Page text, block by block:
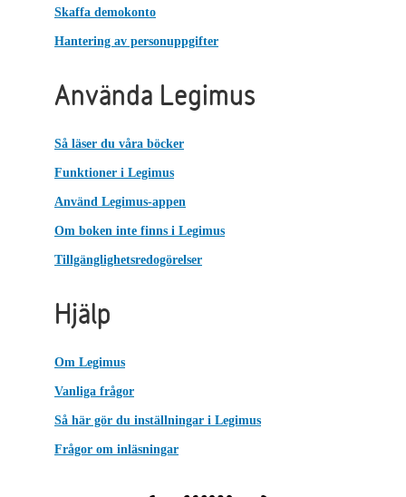
Skaffa demokonto
Hantering av personuppgifter
Använda Legimus
Så läser du våra böcker
Funktioner i Legimus
Använd Legimus-appen
Om boken inte finns i Legimus
Tillgänglighetsredogörelser
Hjälp
Om Legimus
Vanliga frågor
Så här gör du inställningar i Legimus
Frågor om inläsningar